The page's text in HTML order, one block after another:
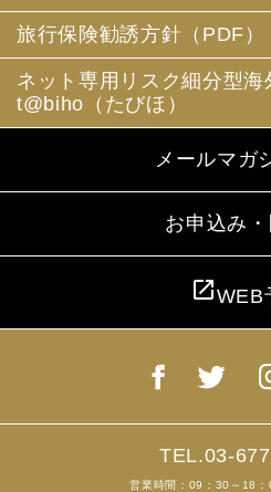
お客様の旅行中の連絡先の方の
があります。この個人情報は、
合で連絡先の方へ連絡の必要が
使用させていただきます。お客
報を当社らに提供することにつ
るものとします。
4. お客様個人情報の収集・利用
当社は、お客様の個人情報を収
下の取扱いをしておりますこと
(1) 収集目的、利用範囲をパン
(2) お客様の同意がない限り、
し、同意を得ます。
(4) お客様が未成年者の場合、
た、お申込のあった旅行の手配
以下の当社のグループ企業とお
ありますが、厳重に管理・保管
旅行保険勧誘方針（PDF）
ネット専用リスク細分型海
t@biho（たびほ）
メールマガ
お申込み
open_in_newWEB
TEL.03-
営業時間：09：30～18：